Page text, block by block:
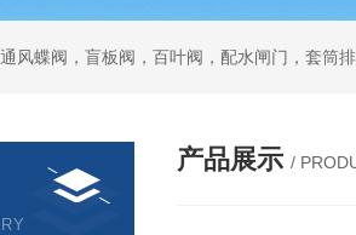
风蝶阀，盲板阀，百叶阀，配水闸门，套筒
产品展示 /